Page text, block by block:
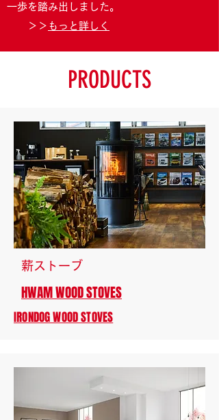
一歩を踏み出しました。
＞＞ もっと詳しく
PRODUCTS
​薪ストーブ
HWAM WOOD STOVES
IRONDOG WOOD STOVES